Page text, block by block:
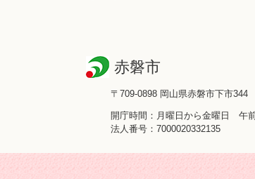
赤磐市
〒709-0898 岡山県赤磐市下市344
開庁時間：月曜日から金曜日 午
法人番号：7000020332135